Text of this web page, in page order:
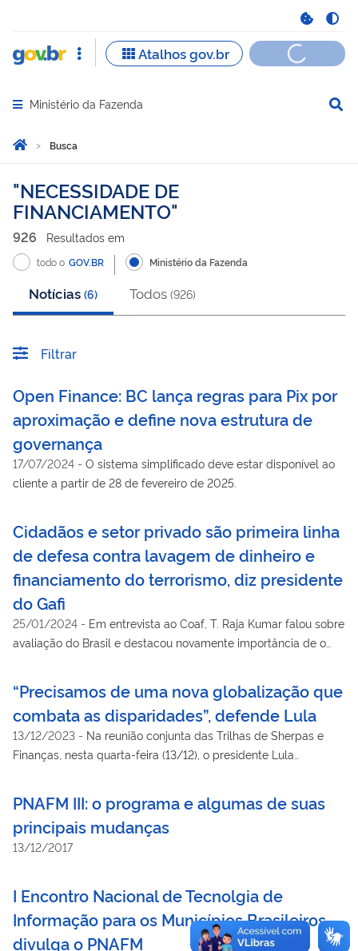
Abrir menu principal de navegação
Ministério da Fazenda
Você está aqui:
Página Inicial
Busca
Busca
NECESSIDADE DE
FINANCIAMENTO
926 Resultados em
todo o GOV.BR Ministério da Fazenda
Notícias (6) Todos (926)
Filtrar
Open Finance: BC lança regras para Pix por
aproximação e define nova estrutura de
governança
17/07/2024 - O sistema simplificado deve estar disponível ao
cliente a partir de 28 de fevereiro de 2025.
Cidadãos e setor privado são primeira linha
de defesa contra lavagem de dinheiro e
financiamento do terrorismo, diz presidente
do Gafi
25/01/2024 - Em entrevista ao Coaf, T. Raja Kumar falou sobre
avaliação do Brasil e destacou novamente importância de o
“Precisamos de uma nova globalização que
combata as disparidades”, defende Lula
13/12/2023 - Na reunião conjunta das Trilhas de Sherpas e
Finanças, nesta quarta-feira (13/12), o presidente Lula
brasileira da cúpula
PNAFM III: o programa e algumas de suas
principais mudanças
13/12/2017
I Encontro Nacional de Tecnolgia de
Informação para os Municípios Brasileiros
divulga o PNAFM